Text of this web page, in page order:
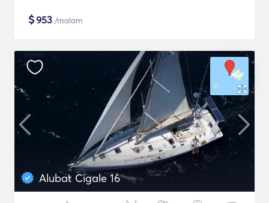
$953 /malam
Alubat Cigale 16